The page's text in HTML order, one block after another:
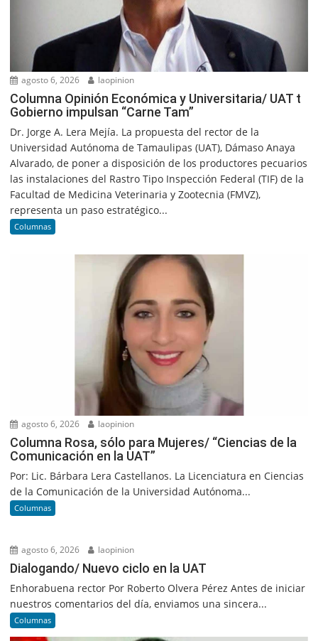
agosto 6, 2026 laopinion
Columna Opinión Económica y Universitaria/ UAT t
Gobierno impulsan “Carne Tam”
Dr. Jorge A. Lera Mejía. La propuesta del rector de la
Universidad Autónoma de Tamaulipas (UAT), Dámaso Anaya
Alvarado, de poner a disposición de los productores pecuarios
las instalaciones del Rastro Tipo Inspección Federal (TIF) de la
Facultad de Medicina Veterinaria y Zootecnia (FMVZ),
representa un paso estratégico...
Columnas
agosto 6, 2026 laopinion
Columna Rosa, sólo para Mujeres/ “Ciencias de la
Comunicación en la UAT”
Por: Lic. Bárbara Lera Castellanos. La Licenciatura en Ciencias
de la Comunicación de la Universidad Autónoma...
Columnas
agosto 6, 2026 laopinion
Dialogando/ Nuevo ciclo en la UAT
Enhorabuena rector Por Roberto Olvera Pérez Antes de iniciar
nuestros comentarios del día, enviamos una sincera...
Columnas